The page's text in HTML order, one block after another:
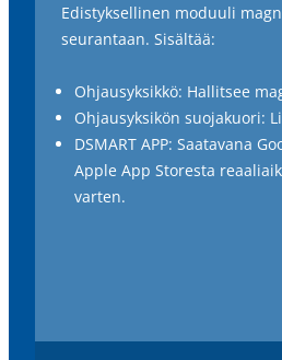
Edistyksellinen moduuli
seurantaan. Sisältää:
Ohjausyksikkö: Hallitsee
Ohjausyksikön suojakuori:
DSMART APP: Saatavana
Apple App Storesta
varten.